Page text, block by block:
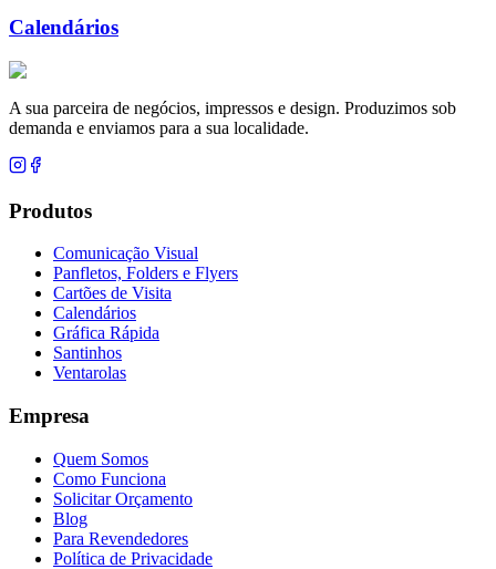
Calendários
A sua parceira de negócios, impressos e design. Produzimos sob
demanda e enviamos para a sua localidade.
Produtos
Comunicação Visual
Panfletos, Folders e Flyers
Cartões de Visita
Calendários
Gráfica Rápida
Santinhos
Ventarolas
Empresa
Quem Somos
Como Funciona
Solicitar Orçamento
Blog
Para Revendedores
Política de Privacidade